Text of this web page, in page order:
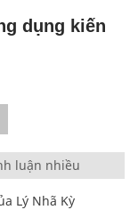
dụng kiến
luận nhiều
Lý Nhã Kỳ